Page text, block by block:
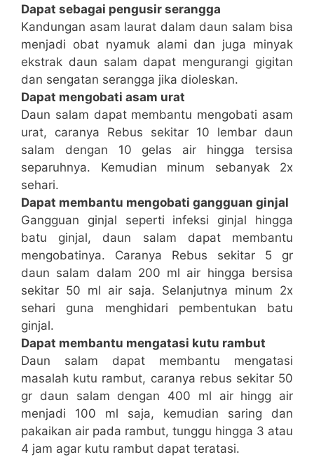
Dapat sebagai pengusir serangga
Kandungan asam laurat dalam daun salam bisa
menjadi obat nyamuk alami dan juga minyak
ekstrak daun salam dapat mengurangi gigitan
dan sengatan serangga jika dioleskan.
Dapat mengobati asam urat
Daun salam dapat membantu mengobati asam
urat, caranya Rebus sekitar 10 lembar daun
salam dengan 10 gelas air hingga tersisa
separuhnya. Kemudian minum sebanyak 2x
sehari.
Dapat membantu mengobati gangguan ginjal
Gangguan ginjal seperti infeksi ginjal hingga
batu ginjal, daun salam dapat membantu
mengobatinya. Caranya Rebus sekitar 5 gr
daun salam dalam 200 ml air hingga bersisa
sekitar 50 ml air saja. Selanjutnya minum 2x
sehari guna menghidari pembentukan batu
ginjal.
Dapat membantu mengatasi kutu rambut
Daun salam dapat membantu mengatasi
masalah kutu rambut, caranya rebus sekitar 50
gr daun salam dengan 400 ml air hingg air
menjadi 100 ml saja, kemudian saring dan
pakaikan air pada rambut, tunggu hingga 3 atau
4 jam agar kutu rambut dapat teratasi.